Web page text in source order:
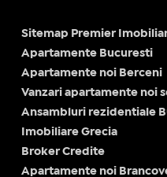
Sitemap Premier
Apartamente Bucuresti
Apartamente noi Berceni
Vanzari apartamente noi
Ansambluri rezidentiale
Imobiliare Grecia
Broker Credite
Apartamente noi